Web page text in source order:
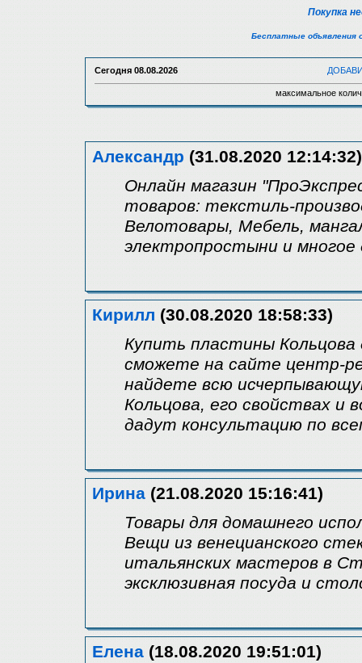
Покупка
Бесплатные объявления
Сегодня 08.08.2026
максимальное
Александр (31.08.2020 12:14:32)
Онлайн магазин
товаров: текстиль-
Велотовары, Мебель,
электропростыни и
Кирилл (30.08.2020 18:58:33)
Купить пластины Кольцова
сможете на сайте центр-
найдете всю
Кольцова, его свойствах и
дадут консультацию по
Ирина (21.08.2020 15:16:41)
Товары для домашнего
Вещи из венецианского
итальянских мастеров в
эксклюзивная посуда и
Елена (18.08.2020 19:51:01)